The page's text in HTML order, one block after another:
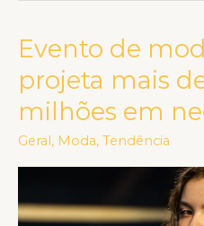
Evento de
projeta mais
milhões em
Geral , Moda, Tendência
Evento
moda
da
FIEMG
projeta
de